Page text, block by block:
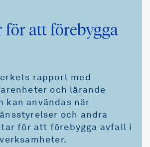
för att förebygga
rapport med
och lärande
kan användas när
och andra
för att förebygga avfall i